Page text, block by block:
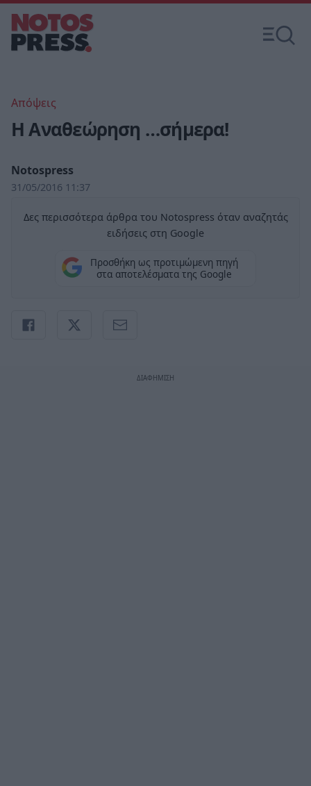
Απόψεις
Η Αναθεώρηση …σήμερα!
Notospress
31/05/2016 11:37
Δες περισσότερα άρθρα του Notospress όταν αναζητάς
ειδήσεις στη Google
Προσθήκη ως προτιμώμενη πηγή
στα αποτελέσματα της Google